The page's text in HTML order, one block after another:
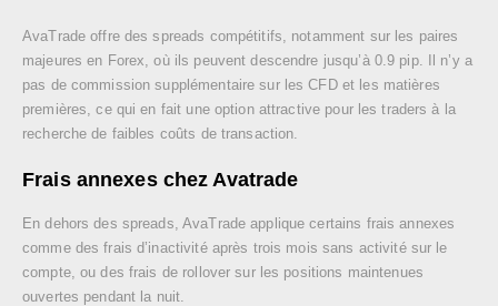
AvaTrade offre des spreads compétitifs, notamment sur les paires
majeures en Forex, où ils peuvent descendre jusqu’à 0.9 pip. Il n’y a
pas de commission supplémentaire sur les CFD et les matières
premières, ce qui en fait une option attractive pour les traders à la
recherche de faibles coûts de transaction.
Frais annexes chez Avatrade
En dehors des spreads, AvaTrade applique certains frais annexes
comme des frais d’inactivité après trois mois sans activité sur le
compte, ou des frais de rollover sur les positions maintenues
ouvertes pendant la nuit.